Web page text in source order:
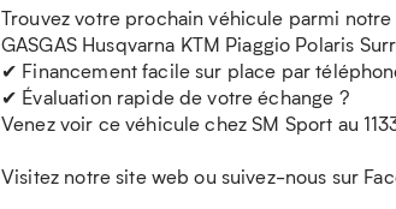
Trouvez votre prochain véhicule parmi
GASGAS Husqvarna KTM Piaggio Polaris
✔ Financement facile sur place par
✔ Évaluation rapide de votre échange ?
Venez voir ce véhicule chez SM Sport au
Visitez notre site web ou suivez-nous sur